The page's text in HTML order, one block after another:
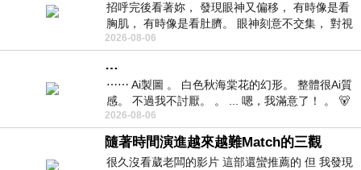
招呼完後看著妳， 發現眼神又偏移， 有時像是看
胸肌， 有時像是看肚臍。 眼神刻意不交集， 對視
視線不對齊， 讓我很難不
2026-08-06
…
⋯⋯ Ai製圖 。 白色秋海棠花的幻形。 整體很Ai質
感。 不過我不討厭。 。 ... 嗯，我滿意了！ 。 🐻
昨中
2026-08-06
隨著時間演進越來越難Match的三觀
很久沒看葳老闆的影片 這部還蠻推薦的 但 我發現